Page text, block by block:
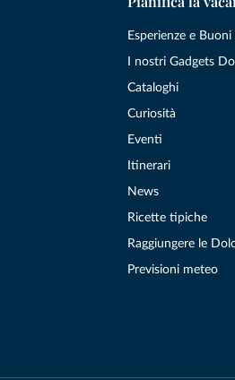
Esperienze e Buoni
I nostri Gadgets
Cataloghi
Curiosità
Eventi
Itinerari
News
Ricette tipiche
Raggiungere le
Previsioni meteo